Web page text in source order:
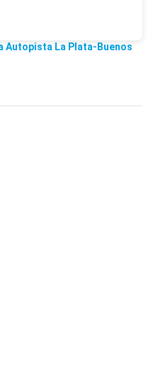
Autopista La Plata-Buenos